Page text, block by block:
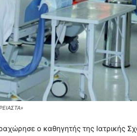
ο καθηγητής της Ιατρικής